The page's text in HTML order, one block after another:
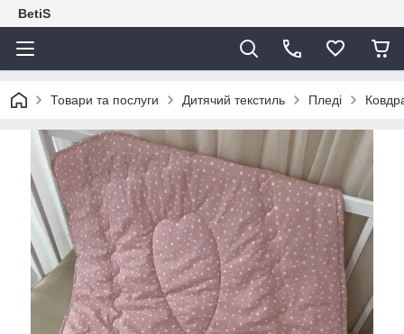
BetiS
Товари та послуги Дитячий текстиль Пледі